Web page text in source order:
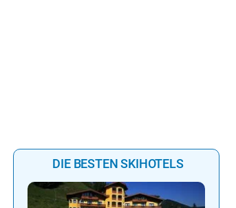
DIE BESTEN SKIHOTELS